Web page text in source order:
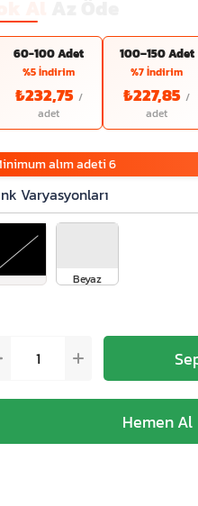
60-100 Adet
%5 İndirim
₺232,75
100–150 Adet
%7 İndirim
₺227,85
alım adeti 6
Varyasyonları